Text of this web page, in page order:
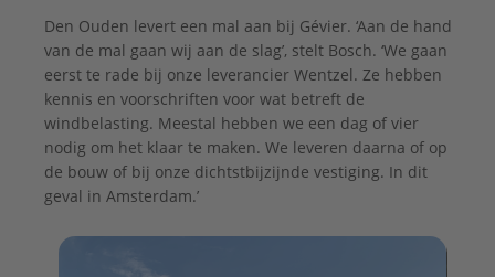
Den Ouden levert een mal aan bij Gévier. ‘Aan de hand
van de mal gaan wij aan de slag’, stelt Bosch. ‘We gaan
eerst te rade bij onze leverancier Wentzel. Ze hebben
kennis en voorschriften voor wat betreft de
windbelasting. Meestal hebben we een dag of vier
nodig om het klaar te maken. We leveren daarna of op
de bouw of bij onze dichtstbijzijnde vestiging. In dit
geval in Amsterdam.’